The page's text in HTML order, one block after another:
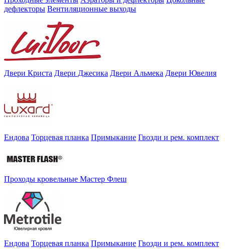
дефлекторы Вентиляционные выходы
Двери Криста Двери Джесика Двери Альмека Двери Ювелия
Ендова Торцевая планка Примыкание Гвозди и рем. комплект
Проходы кровельные Мастер Флеш
Ендова Торцевая планка Примыкание Гвозди и рем. комплект